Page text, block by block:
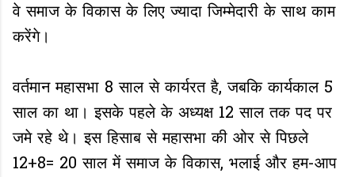
वे समाज के विकास के लिए ज्यादा जिम्मेदारी के साथ काम
करेंगे।
वर्तमान महासभा 8 साल से कार्यरत है, जबकि कार्यकाल 5
साल का था। इसके पहले के अध्यक्ष 12 साल तक पद पर
जमे रहे थे। इस हिसाब से महासभा की ओर से पिछले
12+8= 20 साल में समाज के विकास, भलाई और हम-आप